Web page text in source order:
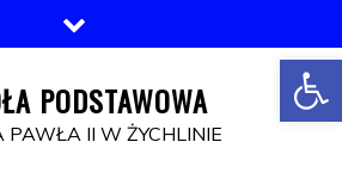
Open toolbar
PODSTAWOWA
PAWŁA II W ŻYCHLINIE